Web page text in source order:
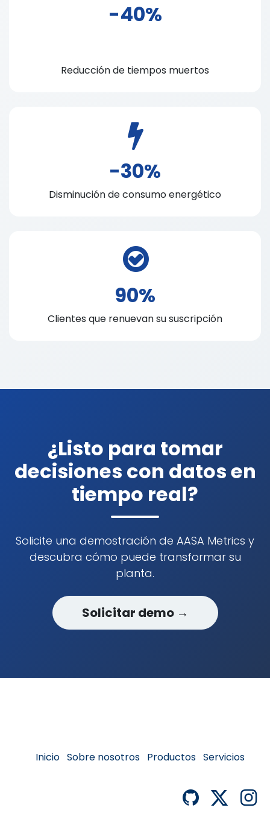
-40%
Reducción de tiempos muertos
-30%
Disminución de consumo energético
90%
Clientes que renuevan su suscripción
¿Listo para tomar
decisiones con datos en
tiempo real?
Solicite una demostración de AASA Metrics y
descubra cómo puede transformar su
planta.
Solicitar demo →
Inicio Sobre nosotros Productos Servicios